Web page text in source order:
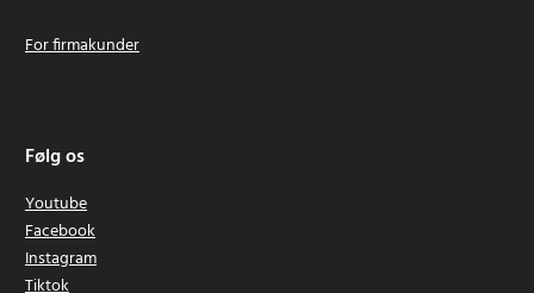
For firmakunder
Følg os
Youtube
Facebook
Instagram
Tiktok